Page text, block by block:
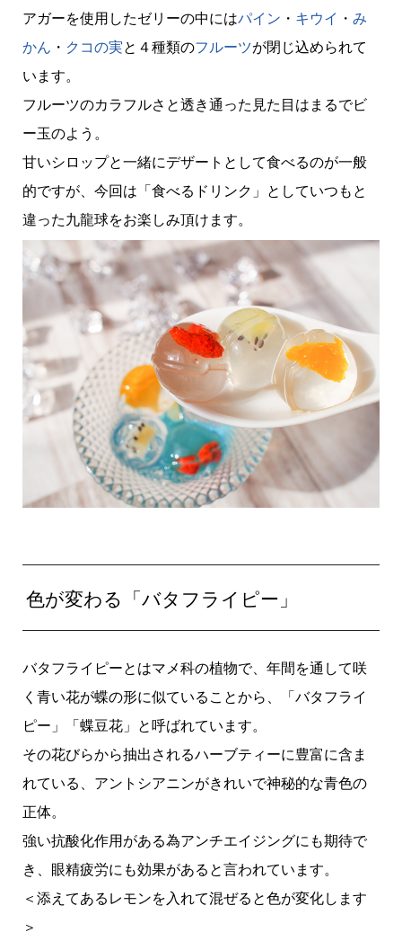
アガーを使用したゼリーの中にはパイン ・ キウイ ・ み
かん ・ クコの実と４種類のフルーツが閉じ込められて
います。
フルーツのカラフルさと透き通った見た目はまるでビ
ー玉のよう。
甘いシロップと一緒にデザートとして食べるのが一般
的ですが、今回は「食べるドリンク」としていつもと
違った九龍球をお楽しみ頂けます。
色が変わる「バタフライピー」
バタフライピーとはマメ科の植物で、年間を通して咲
く青い花が蝶の形に似ていることから、「バタフライ
ピー」「蝶豆花」と呼ばれています。
その花びらから抽出されるハーブティーに豊富に含ま
れている、アントシアニンがきれいで神秘的な青色の
正体。
強い抗酸化作用がある為アンチエイジングにも期待で
き、眼精疲労にも効果があると言われています。
＜添えてあるレモンを入れて混ぜると色が変化します
＞